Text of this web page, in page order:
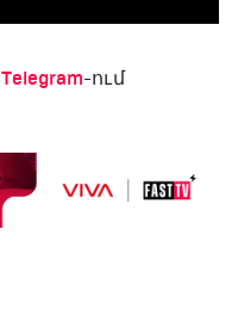
Telegram-ում